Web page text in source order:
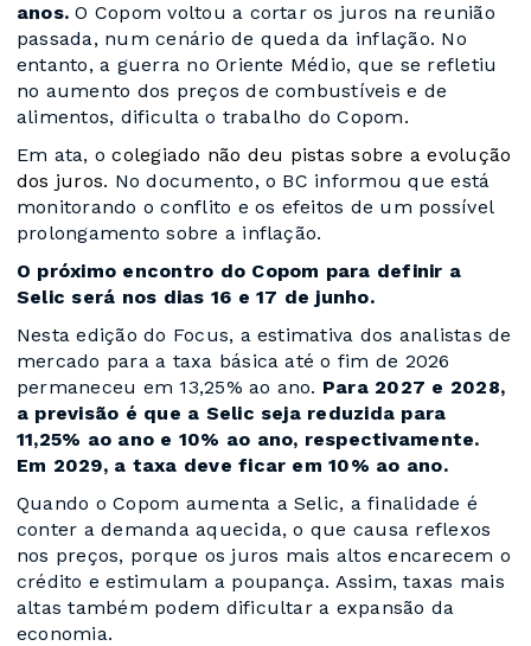
anos.O Copom voltou a cortar os juros na reunião
passada, num cenário de queda da inflação. No
entanto, a guerra no Oriente Médio, que se refletiu
no aumento dos preços de combustíveis e de
alimentos, dificulta o trabalho do Copom.
Em ata, ocolegiado não deu pistas sobre a evolução
dos juros. No documento, o BC informou que está
monitorando o conflito e os efeitos de um possível
prolongamento sobre a inflação.
O próximo encontro do Copom para definir a
Selic será nos dias 16 e 17 de junho.
Nesta edição do Focus, a estimativa dos analistas de
mercado para a taxa básica até o fim de 2026
permaneceu em 13,25% ao ano. Para 2027 e 2028,
a previsão é que a Selic seja reduzida para
11,25% ao ano e 10% ao ano, respectivamente.
Em 2029, a taxa deve ficar em 10% ao ano.
Quando o Copom aumenta a Selic, a finalidade é
conter a demanda aquecida, o que causa reflexos
nos preços, porque os juros mais altos encarecem o
crédito e estimulam a poupança. Assim, taxas mais
altas também podem dificultar a expansão da
economia.